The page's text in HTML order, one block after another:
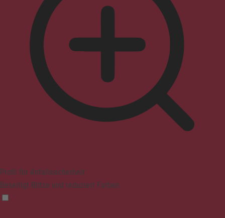
Profil für Anfallssicherheit
Beseitigt Blitze und reduziert Farben